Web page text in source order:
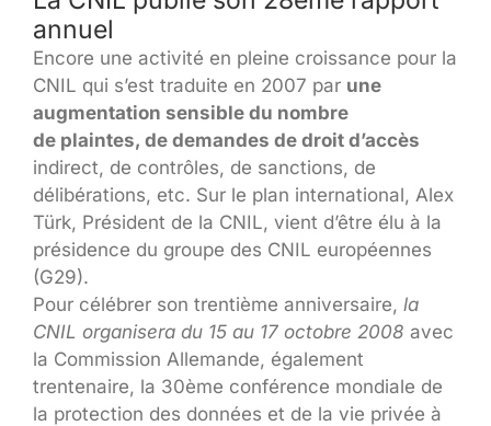
annuel
Encore une activité en pleine croissance pour la
CNIL qui s’est traduite en 2007 par une
augmentation sensible du nombre
de plaintes, de demandes de droit d’accès
indirect, de contrôles, de sanctions, de
délibérations, etc. Sur le plan international, Alex
Türk, Président de la CNIL, vient d’être élu à la
présidence du groupe des CNIL européennes
(G29).
Pour célébrer son trentième anniversaire, la
CNIL organisera du 15 au 17 octobre 2008 avec
la Commission Allemande, également
trentenaire, la 30ème conférence mondiale de
la protection des données et de la vie privée à